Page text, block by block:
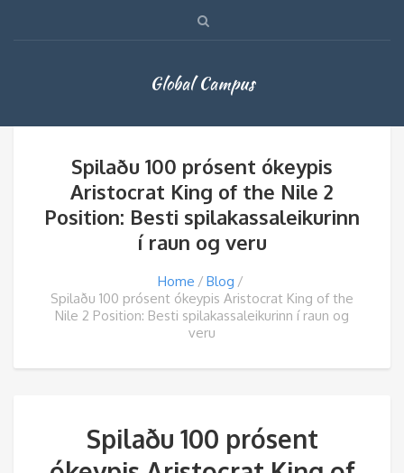
Global Campus
Spilaðu 100 prósent ókeypis
Aristocrat King of the Nile 2
Position: Besti spilakassaleikurinn
í raun og veru
Home
Blog
Spilaðu 100 prósent ókeypis Aristocrat King of the
Nile 2 Position: Besti spilakassaleikurinn í raun og
veru
Spilaðu 100 prósent